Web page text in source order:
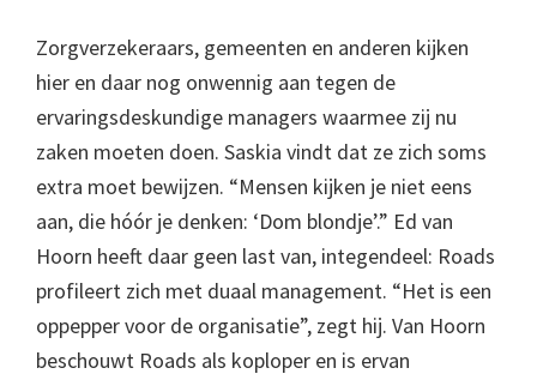
Zorgverzekeraars, gemeenten en anderen kijken
hier en daar nog onwennig aan tegen de
ervaringsdeskundige managers waarmee zij nu
zaken moeten doen. Saskia vindt dat ze zich soms
extra moet bewijzen. “Mensen kijken je niet eens
aan, die hóór je denken: ‘Dom blondje’.” Ed van
Hoorn heeft daar geen last van, integendeel: Roads
profileert zich met duaal management. “Het is een
oppepper voor de organisatie”, zegt hij. Van Hoorn
beschouwt Roads als koploper en is ervan